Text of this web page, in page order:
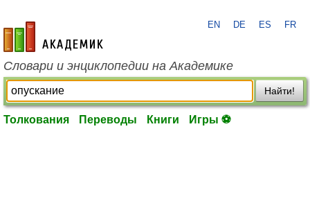
academic.ru
EN DE ES FR
Словари и энциклопедии на Академике
Найти!
Толкования Переводы Книги Игры ⚽